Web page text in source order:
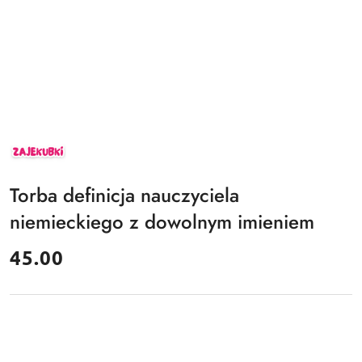
ZAJEKUBKI
Torba definicja nauczyciela
niemieckiego z dowolnym imieniem
cena:
45.00